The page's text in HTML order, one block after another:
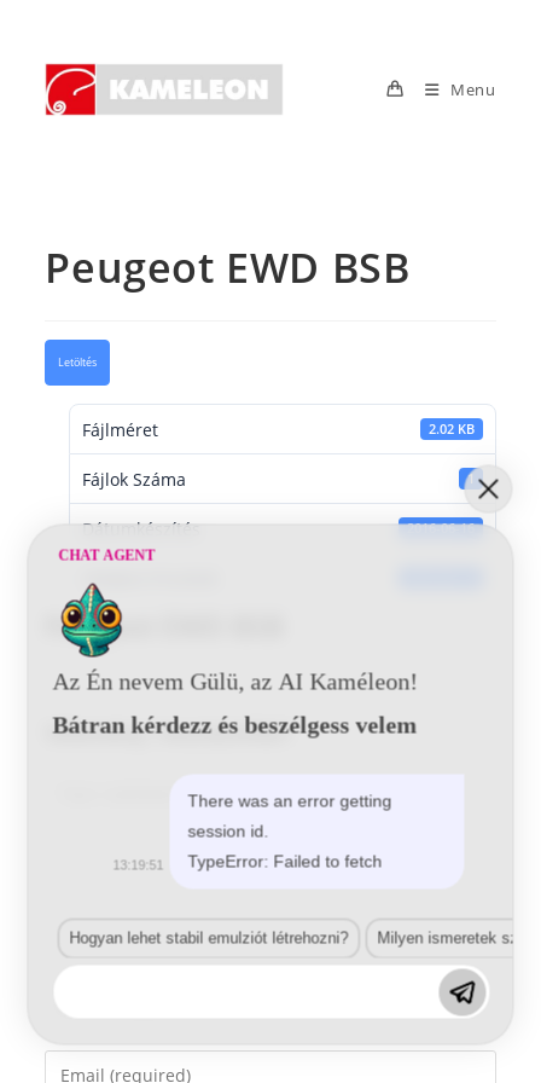
content
Menu
Peugeot EWD BSB
Letöltés
Fájlméret 2.02 KB
Fájlok Száma 1
Dátumkészítés 2016-06-16
Utoljára frissített
Peugeot EWD BSB
Vélemény, hozzászólás?
your
name
Enter
CHAT AGENT
Az Én nevem Gülü, az AI Kaméleon!
Bátran kérdezz és beszélgess velem
There was an error getting
session id.
TypeError: Failed to fetch
13:19:51
Hogyan lehet stabil emulziót létrehozni? Milyen ismeretek